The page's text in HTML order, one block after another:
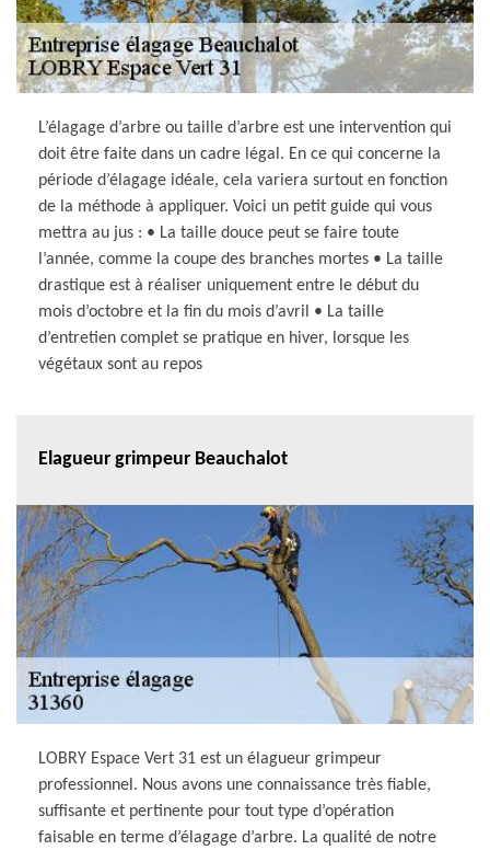
L’élagage d’arbre ou taille d’arbre est une intervention qui
doit être faite dans un cadre légal. En ce qui concerne la
période d’élagage idéale, cela variera surtout en fonction
de la méthode à appliquer. Voici un petit guide qui vous
mettra au jus : • La taille douce peut se faire toute
l’année, comme la coupe des branches mortes • La taille
drastique est à réaliser uniquement entre le début du
mois d’octobre et la fin du mois d’avril • La taille
d’entretien complet se pratique en hiver, lorsque les
végétaux sont au repos
Elagueur grimpeur Beauchalot
LOBRY Espace Vert 31 est un élagueur grimpeur
professionnel. Nous avons une connaissance très fiable,
suffisante et pertinente pour tout type d’opération
faisable en terme d’élagage d’arbre. La qualité de notre